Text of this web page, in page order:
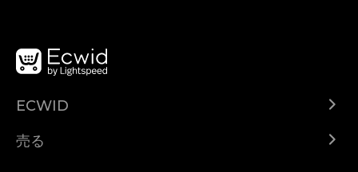
ECWID
ヘルプセンター
売る